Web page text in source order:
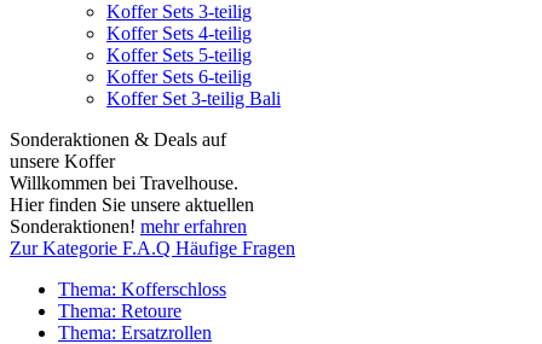
Koffer Sets 3-teilig
Koffer Sets 4-teilig
Koffer Sets 5-teilig
Koffer Sets 6-teilig
Koffer Set 3-teilig Bali
Sonderaktionen & Deals auf
unsere Koffer
Willkommen bei Travelhouse.
Hier finden Sie unsere aktuellen
Sonderaktionen! mehr erfahren
Zur Kategorie F.A.Q Häufige Fragen
Thema: Kofferschloss
Thema: Retoure
Thema: Ersatzrollen